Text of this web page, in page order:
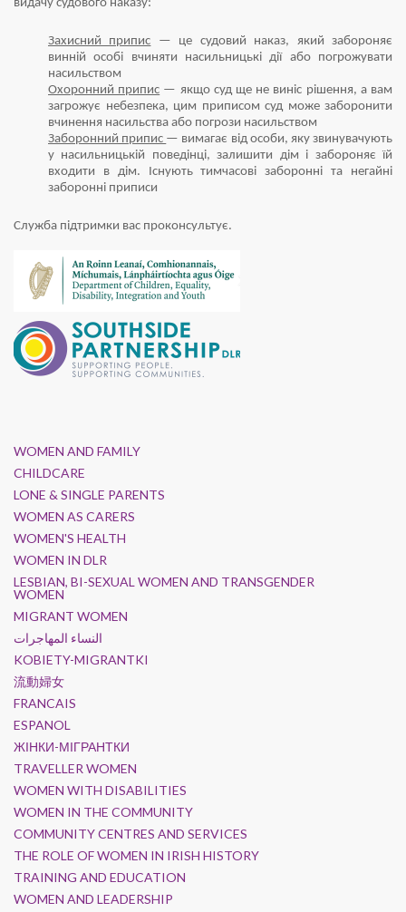
видачу судового наказу:
Захисний припис — це судовий наказ, який забороняє
винній особі вчиняти насильницькі дії або погрожувати
насильством
Охоронний припис — якщо суд ще не виніс рішення, а вам
загрожує небезпека, цим приписом суд може заборонити
вчинення насильства або погрози насильством
Заборонний припис — вимагає від особи, яку звинувачують
у насильницькій поведінці, залишити дім і забороняє їй
входити в дім. Існують тимчасові заборонні та негайні
заборонні приписи
Служба підтримки вас проконсультує.
WOMEN AND FAMILY
CHILDCARE
LONE & SINGLE PARENTS
WOMEN AS CARERS
WOMEN'S HEALTH
WOMEN IN DLR
LESBIAN, BI-SEXUAL WOMEN AND TRANSGENDER
WOMEN
MIGRANT WOMEN
النساء المهاجرات
KOBIETY-MIGRANTKI
流動婦女
FRANCAIS
ESPANOL
ЖІНКИ-МІГРАНТКИ
TRAVELLER WOMEN
WOMEN WITH DISABILITIES
WOMEN IN THE COMMUNITY
COMMUNITY CENTRES AND SERVICES
THE ROLE OF WOMEN IN IRISH HISTORY
TRAINING AND EDUCATION
WOMEN AND LEADERSHIP